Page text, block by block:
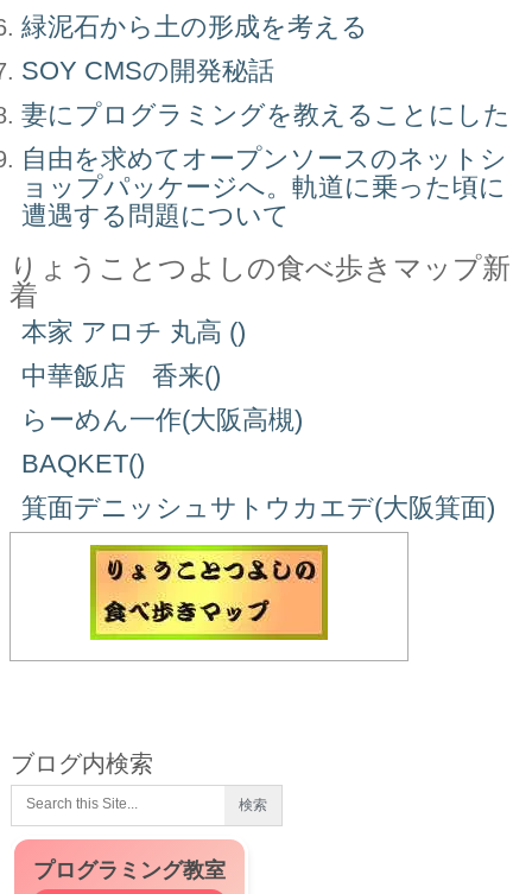
緑泥石から土の形成を考える
SOY CMSの開発秘話
妻にプログラミングを教えることにした
自由を求めてオープンソースのネットシ
ョップパッケージへ。軌道に乗った頃に
遭遇する問題について
りょうことつよしの食べ歩きマップ新
着
本家 アロチ 丸高 ()
中華飯店 香来()
らーめん一作(大阪高槻)
BAQKET()
箕面デニッシュサトウカエデ(大阪箕面)
ブログ内検索
プログラミング教室